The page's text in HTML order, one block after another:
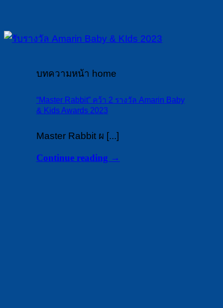
บทความหน้า home
“Master Rabbit” คว้า 2 รางวัล Amarin Baby
& Kids Awards 2023
Master Rabbit ผ [...]
Continue reading →